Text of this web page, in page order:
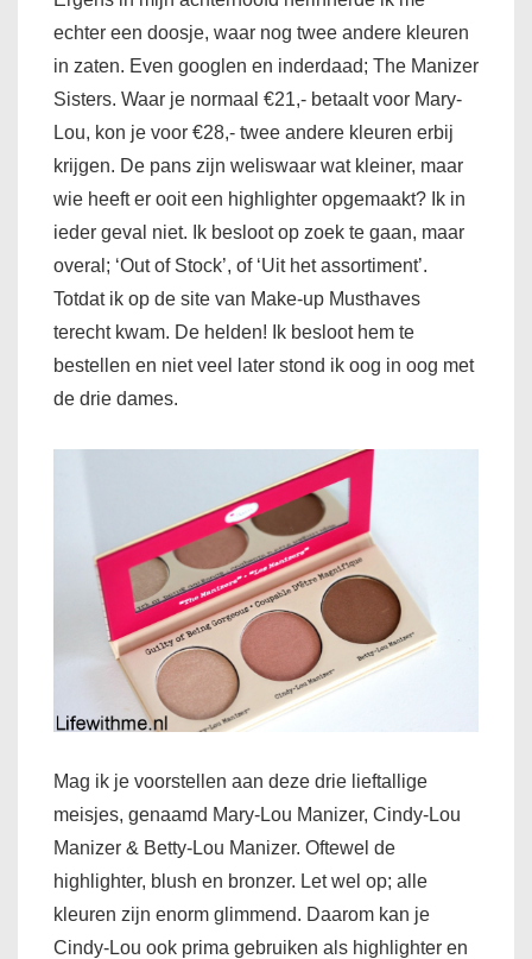
echter een doosje, waar nog twee andere kleuren
in zaten. Even googlen en inderdaad; The Manizer
Sisters. Waar je normaal €21,- betaalt voor Mary-
Lou, kon je voor €28,- twee andere kleuren erbij
krijgen. De pans zijn weliswaar wat kleiner, maar
wie heeft er ooit een highlighter opgemaakt? Ik in
ieder geval niet. Ik besloot op zoek te gaan, maar
overal; ‘Out of Stock’, of ‘Uit het assortiment’.
Totdat ik op de site van Make-up Musthaves
terecht kwam. De helden! Ik besloot hem te
bestellen en niet veel later stond ik oog in oog met
de drie dames.
Mag ik je voorstellen aan deze drie lieftallige
meisjes, genaamd Mary-Lou Manizer, Cindy-Lou
Manizer & Betty-Lou Manizer. Oftewel de
highlighter, blush en bronzer. Let wel op; alle
kleuren zijn enorm glimmend. Daarom kan je
Cindy-Lou ook prima gebruiken als highlighter en